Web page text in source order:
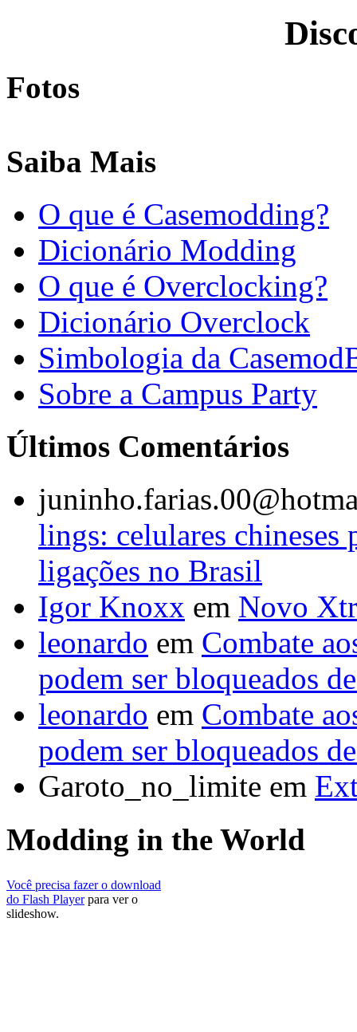
Fotos
Saiba Mais
O que é Casemodding?
Dicionário Modding
O que é Overclocking?
Dicionário Overclock
Simbologia da
Sobre a Campus Party
Últimos Comentários
lings: celulares chineses
ligações no Brasil
Igor Knoxx em Novo
leonardo em Combate
podem ser bloqueados
leonardo em Combate
podem ser bloqueados
Garoto_no_limite em
Modding in the World
Você precisa fazer o download
do Flash Playerpara ver o
slideshow.